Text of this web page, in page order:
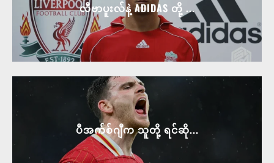
လီဗာပူးလ်နဲ့ ADIDAS တို့ ...
ပီအက်စ်ဂျီက သူတို့ ရင်ဆို...